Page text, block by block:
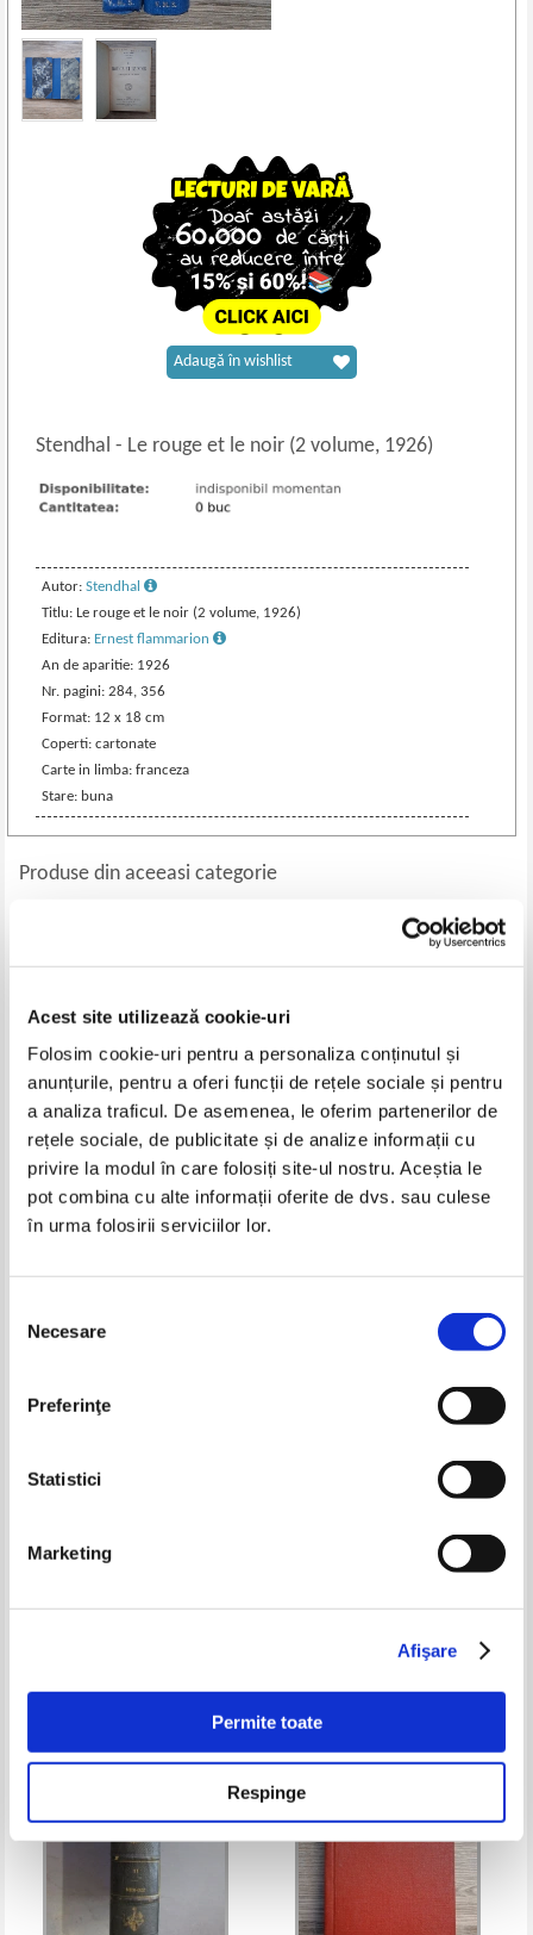
Acest site utilizează cookie-uri
Folosim cookie-uri pentru a personaliza conținutul și
anunțurile, pentru a oferi funcții de rețele sociale și pentru
a analiza traficul. De asemenea, le oferim partenerilor de
rețele sociale, de publicitate și de analize informații cu
privire la modul în care folosiți site-ul nostru. Aceștia le
pot combina cu alte informații oferite de dvs. sau culese
în urma folosirii serviciilor lor.
consimțământului
Necesare
Preferinţe
Statistici
Marketing
Afişare
Permite toate
Respinge
Stendhal- Le rouge et le noir (2 volume, 1926)
Autor:Stendhal
Titlu: Le rouge et le noir (2 volume, 1926)
Editura: Ernest flammarion
An de aparitie: 1926
Nr. pagini: 284, 356
Format: 12 x 18 cm
Coperti: cartonate
Carte in limba: franceza
Stare: buna
Adaugă în wishlist
Produse din aceeasi categorie
deuxieme examen de Code
Napoleon, tome deuxieme
Pret: 160,00Lei 64,00 Lei
-60%
Emanuel Wessely - Thieme
preusser. A new and complete
-60%
Adaugă în coș
-50%